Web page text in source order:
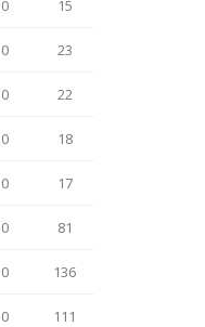
0 15
0 23
0 22
0 18
0 17
0 81
0 136
0 111